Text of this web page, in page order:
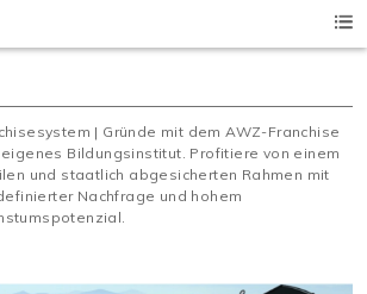
| Gründe mit dem AWZ-Franchise
Bildungsinstitut. Profitiere von einem
und staatlich abgesicherten Rahmen mit
Nachfrage und hohem